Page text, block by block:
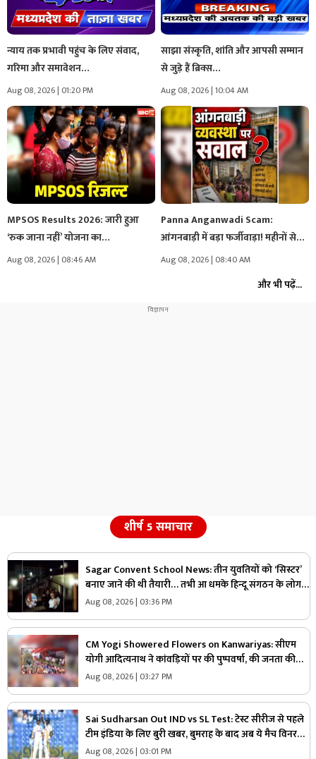
न्याय तक प्रभावी पहुंच के लिए संवाद,
गरिमा और समावेशन…
Aug 08, 2026 | 01:20 PM
साझा संस्कृति, शांति और आपसी सम्मान
से जुड़े हैं ब्रिक्स…
Aug 08, 2026 | 10:04 AM
MPSOS Results 2026: जारी हुआ
‘रुक जाना नहीं’ योजना का…
Aug 08, 2026 | 08:46 AM
Panna Anganwadi Scam:
आंगनबाड़ी में बड़ा फर्जीवाड़ा! महीनों से
केंद्र…
Aug 08, 2026 | 08:40 AM
और भी पढ़ें...
शीर्ष 5 समाचार
Sagar Convent School News: तीन युवतियों को ‘सिस्टर’
बनाए जाने की थी तैयारी… तभी आ धमके हिन्दू संगठन के लोग
और पुलिस, स्कूल में मचा बवाल
Aug 08, 2026 | 03:36 PM
CM Yogi Showered Flowers on Kanwariyas: सीएम
योगी आदित्यनाथ ने कांवड़ियों पर की पुष्पवर्षा, की जनता की
सुख-शांति और समृद्धि की कामना
Aug 08, 2026 | 03:27 PM
Sai Sudharsan Out IND vs SL Test: टेस्ट सीरीज से पहले
टीम इंडिया के लिए बुरी खबर, बुमराह के बाद अब ये मैच विनर
खिलाड़ी हुआ बाहर
Aug 08, 2026 | 03:01 PM